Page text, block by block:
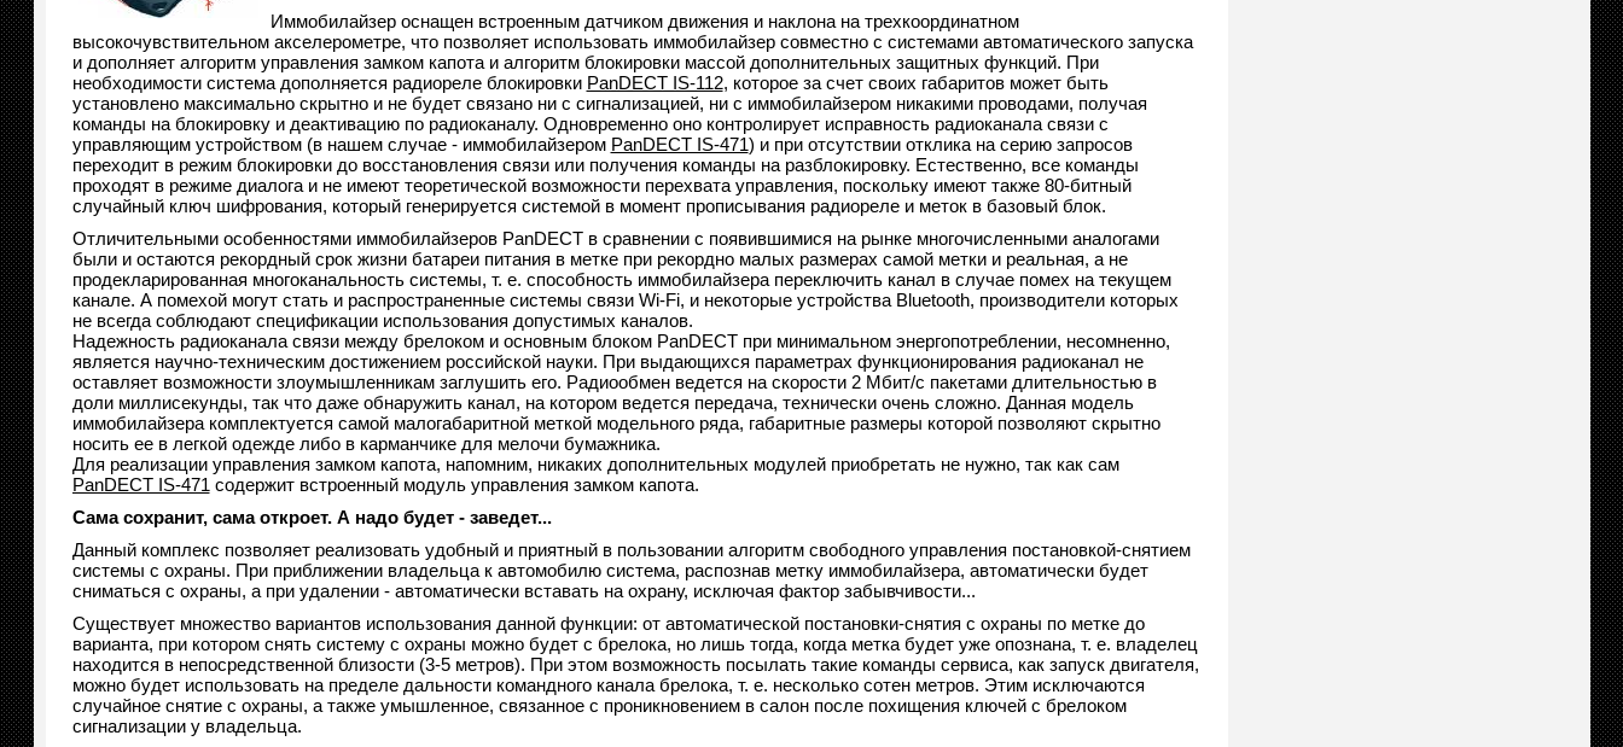
Иммобилайзер оснащен встроенным датчиком движения и наклона на трехкоординатном
высокочувствительном акселерометре, что позволяет использовать иммобилайзер совместно с системами автоматического запуска
и дополняет алгоритм управления замком капота и алгоритм блокировки массой дополнительных защитных функций. При
необходимости система дополняется радиореле блокировки PanDECT IS-112, которое за счет своих габаритов может быть
установлено максимально скрытно и не будет связано ни с сигнализацией, ни с иммобилайзером никакими проводами, получая
команды на блокировку и деактивацию по радиоканалу. Одновременно оно контролирует исправность радиоканала связи с
управляющим устройством (в нашем случае - иммобилайзером PanDECT IS-471) и при отсутствии отклика на серию запросов
переходит в режим блокировки до восстановления связи или получения команды на разблокировку. Естественно, все команды
проходят в режиме диалога и не имеют теоретической возможности перехвата управления, поскольку имеют также 80‑битный
случайный ключ шифрования, который генерируется системой в момент прописывания радиореле и меток в базовый блок.
Отличительными особенностями иммобилайзеров PanDECT в сравнении с появившимися на рынке многочисленными аналогами
были и остаются рекордный срок жизни батареи питания в метке при рекордно малых размерах самой метки и реальная, а не
продекларированная многоканальность системы, т. е. способность иммобилайзера переключить канал в случае помех на текущем
канале. А помехой могут стать и распространенные системы связи Wi-Fi, и некоторые устройства Bluetooth, производители которых
не всегда соблюдают спецификации использования допустимых каналов.
Надежность радиоканала связи между брелоком и основным блоком PanDECT при минимальном энергопотреблении, несомненно,
является научно-техническим достижением российской науки. При выдающихся параметрах функционирования радиоканал не
оставляет возможности злоумышленникам заглушить его. Радиообмен ведется на скорости 2 Mбит/с пакетами длительностью в
доли миллисекунды, так что даже обнаружить канал, на котором ведется передача, технически очень сложно. Данная модель
иммобилайзера комплектуется самой малогабаритной меткой модельного ряда, габаритные размеры которой позволяют скрытно
носить ее в легкой одежде либо в карманчике для мелочи бумажника.
Для реализации управления замком капота, напомним, никаких дополнительных модулей приобретать не нужно, так как сам
PanDECT IS-471 содержит встроенный модуль управления замком капота.
Сама сохранит, сама откроет. А надо будет - заведет...
Данный комплекс позволяет реализовать удобный и приятный в пользовании алгоритм свободного управления постановкой-снятием
системы с охраны. При приближении владельца к автомобилю система, распознав метку иммобилайзера, автоматически будет
сниматься с охраны, а при удалении - автоматически вставать на охрану, исключая фактор забывчивости...
Существует множество вариантов использования данной функции: от автоматической постановки-снятия с охраны по метке до
варианта, при котором снять систему с охраны можно будет с брелока, но лишь тогда, когда метка будет уже опознана, т. е. владелец
находится в непосредственной близости (3-5 метров). При этом возможность посылать такие команды сервиса, как запуск двигателя,
можно будет использовать на пределе дальности командного канала брелока, т. е. несколько сотен метров. Этим исключаются
случайное снятие с охраны, а также умышленное, связанное с проникновением в салон после похищения ключей с брелоком
сигнализации у владельца.